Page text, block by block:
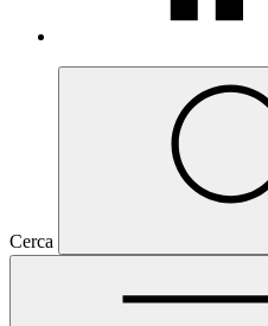
Cerca